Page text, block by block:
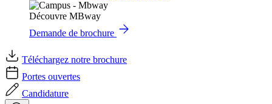
Découvre MBway
Demande de brochure
Téléchargez notre brochure
Portes ouvertes
Candidature